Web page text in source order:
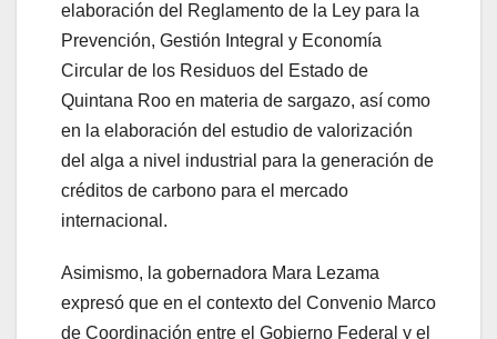
elaboración del Reglamento de la Ley para la
Prevención, Gestión Integral y Economía
Circular de los Residuos del Estado de
Quintana Roo en materia de sargazo, así como
en la elaboración del estudio de valorización
del alga a nivel industrial para la generación de
créditos de carbono para el mercado
internacional.
Asimismo, la gobernadora Mara Lezama
expresó que en el contexto del Convenio Marco
de Coordinación entre el Gobierno Federal y el